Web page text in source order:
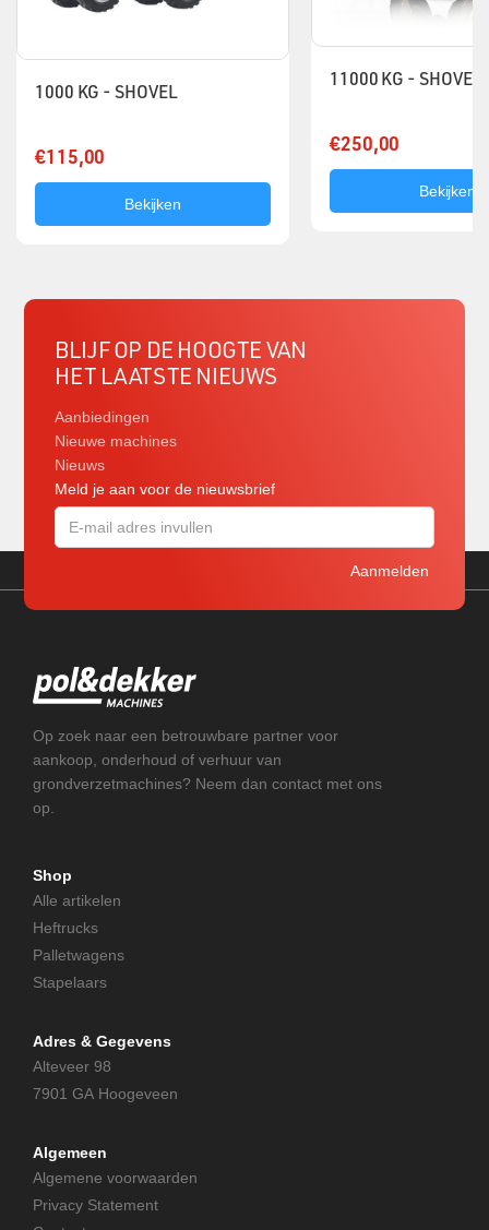
1000 KG - SHOVEL
€115,00
Bekijken
11000 KG - SHOVEL
€250,00
Bekijken
BLIJF OP DE HOOGTE VAN
HET LAATSTE NIEUWS
Aanbiedingen
Nieuwe machines
Nieuws
Meld je aan voor de nieuwsbrief
Op zoek naar een betrouwbare partner voor
aankoop, onderhoud of verhuur van
grondverzetmachines? Neem dan contact met ons
op.
Shop
Alle artikelen
Heftrucks
Palletwagens
Stapelaars
Adres & Gegevens
Alteveer 98
7901 GA Hoogeveen
Algemeen
Algemene voorwaarden
Privacy Statement